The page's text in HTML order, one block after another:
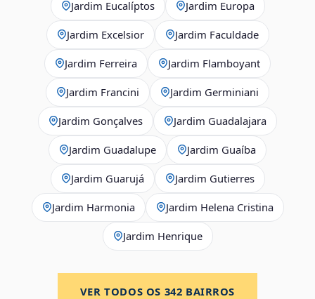
Jardim Eucalíptos Jardim Europa
Jardim Excelsior Jardim Faculdade
Jardim Ferreira Jardim Flamboyant
Jardim Francini Jardim Germiniani
Jardim Gonçalves Jardim Guadalajara
Jardim Guadalupe Jardim Guaíba
Jardim Guarujá Jardim Gutierres
Jardim Harmonia Jardim Helena Cristina
Jardim Henrique
VER TODOS OS 342 BAIRROS